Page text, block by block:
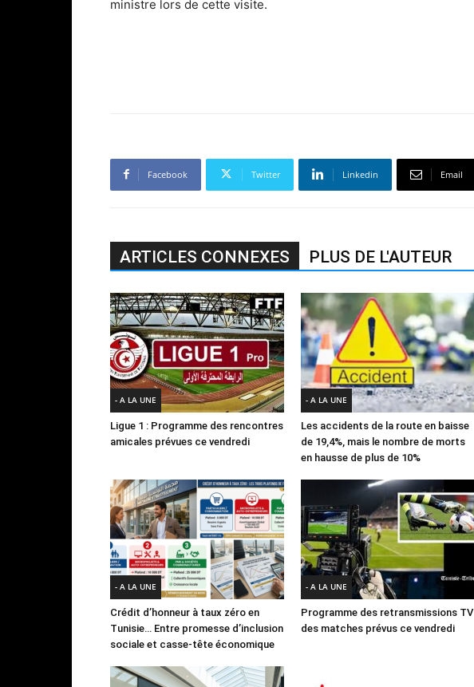
ministre lors de cette visite.
Facebook Twitter Linkedin Email
ARTICLES CONNEXES PLUS DE L'AUTEUR
- A LA UNE
Ligue 1 : Programme des rencontres
amicales prévues ce vendredi
- A LA UNE
Les accidents de la route en baisse
de 19,4%, mais le nombre de morts
en hausse de plus de 10%
- A LA UNE
Crédit d’honneur à taux zéro en
Tunisie… Entre promesse d’inclusion
sociale et casse-tête économique
- A LA UNE
Programme des retransmissions TV
des matches prévus ce vendredi